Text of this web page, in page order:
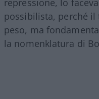
repressione, lo
possibilista, perché il
peso, ma
la nomenklatura di